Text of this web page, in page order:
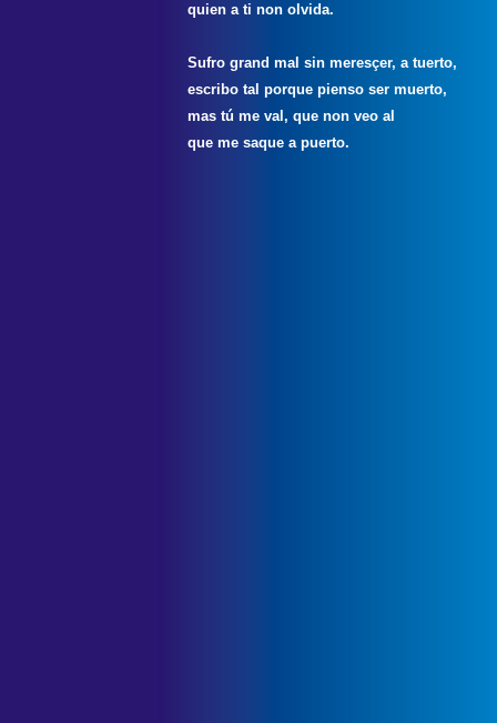
quien a ti non olvida.
Sufro grand mal sin meresçer, a tuerto,
escribo tal porque pienso ser muerto,
mas tú me val, que non veo al
que me saque a puerto.